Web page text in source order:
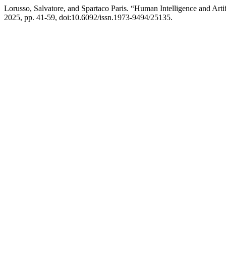
Lorusso, Salvatore, and Spartaco Paris. “Human Intelligence and
2025, pp. 41-59, doi:10.6092/issn.1973-9494/25135.